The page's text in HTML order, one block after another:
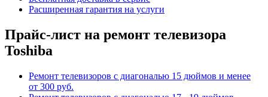
Расширенная гарантия на услуги
Прайс-лист на ремонт телевизора
Toshiba
Ремонт телевизоров с диагональю 15 дюймов и менее
от 300 руб.